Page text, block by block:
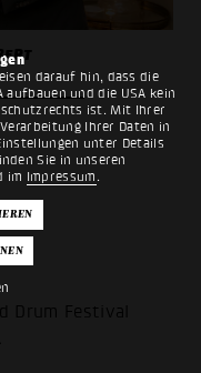
darauf hin, dass die
aufbauen und die USA kein
ist. Mit Ihrer
Ihrer Daten in
unter Details
Sie in unseren
im Impressum .
Drum Festival